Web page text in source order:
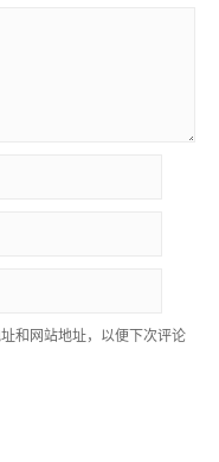
和网站地址，以便下次评论